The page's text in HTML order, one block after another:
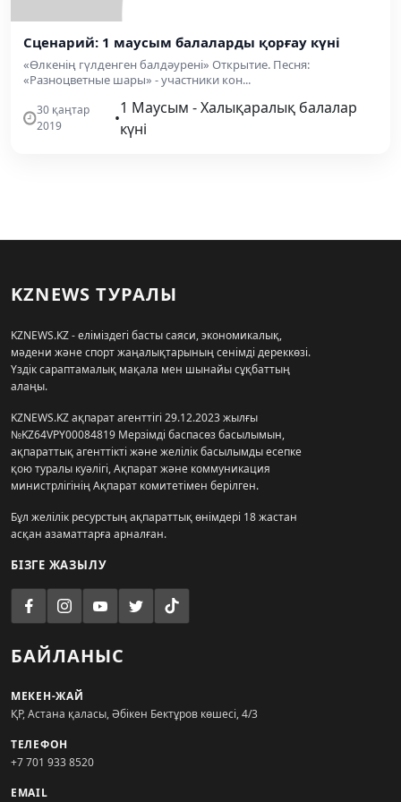
Сценарий: 1 маусым балаларды қорғау күні
«Өлкенің гүлденген балдәурені» Открытие. Песня:
«Разноцветные шары» - участники кон...
30 қаңтар
2019
•
1 Маусым - Халықаралық балалар
күні
KZNEWS ТУРАЛЫ
KZNEWS.KZ - еліміздегі басты саяси, экономикалық,
мәдени және спорт жаңалықтарының сенімді дереккөзі.
Үздік сараптамалық мақала мен шынайы сұқбаттың
алаңы.
KZNEWS.KZ ақпарат агенттігі 29.12.2023 жылғы
№KZ64VPY00084819 Мерзімді баспасөз басылымын,
ақпараттық агенттікті және желілік басылымды есепке
қою туралы куәлігі, Ақпарат және коммуникация
министрлігінің Ақпарат комитетімен берілген.
Бұл желілік ресурстың ақпараттық өнімдері 18 жастан
асқан азаматтарға арналған.
БІЗГЕ ЖАЗЫЛУ
БАЙЛАНЫС
МЕКЕН-ЖАЙ
ҚР, Астана қаласы, Әбікен Бектұров көшесі, 4/3
ТЕЛЕФОН
+7 701 933 8520
EMAIL